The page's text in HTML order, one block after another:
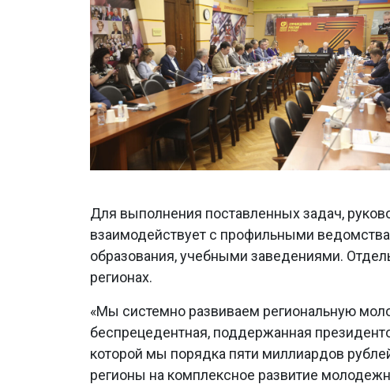
Для выполнения поставленных задач,
взаимодействует с профильными
образования, учебными заведениями.
регионах.
«Мы системно развиваем региональную
беспрецедентная, поддержанная
которой мы порядка пяти миллиардов
регионы на комплексное развитие